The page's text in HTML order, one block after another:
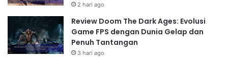
2 hari ago
Review Doom The Dark Ages: Evolusi
Game FPS dengan Dunia Gelap dan
Penuh Tantangan
3 hari ago